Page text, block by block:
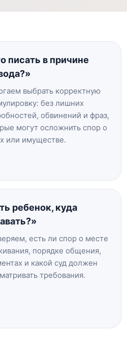
писать в причине
выбрать корректную
без лишних
обвинений и фраз,
могут осложнить спор о
или имуществе.
ребенок, куда
есть ли спор о месте
порядке общения,
и какой суд должен
требования.